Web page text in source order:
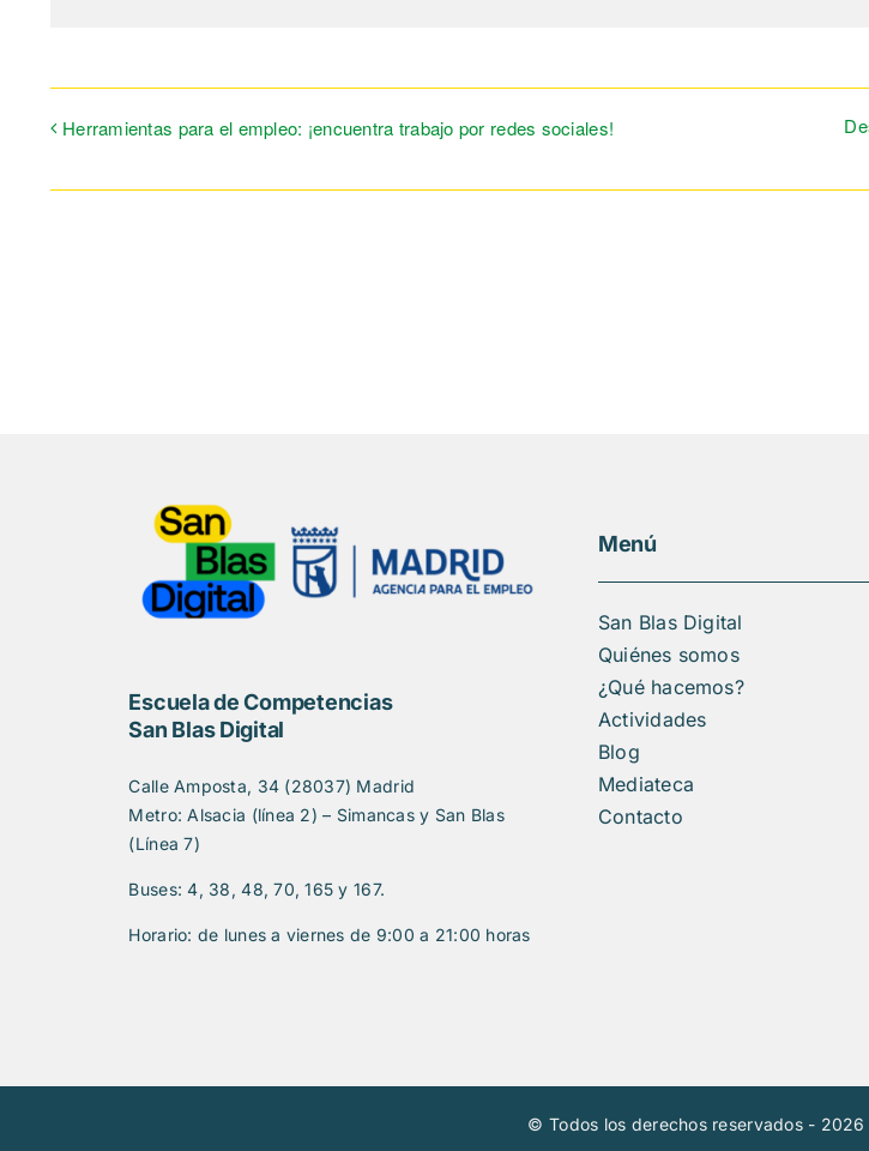
Herramientas para el empleo: ¡encuentra trabajo por redes sociales!
Escuela de Competencias
San Blas Digital
Calle Amposta, 34 (28037) Madrid
Metro: Alsacia (línea 2) – Simancas y San Blas
(Línea 7)
Buses: 4, 38, 48, 70, 165 y 167.
Horario: de lunes a viernes de 9:00 a 21:00 horas
Menú
San Blas Digital
Quiénes somos
¿Qué hacemos?
Actividades
Blog
Mediateca
Contacto
© Todos los derechos reservados - 2026